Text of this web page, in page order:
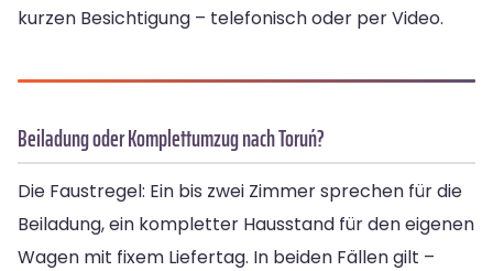
kurzen Besichtigung – telefonisch oder per Video.
Beiladung oder Komplettumzug nach Toruń?
Die Faustregel: Ein bis zwei Zimmer sprechen für die
Beiladung, ein kompletter Hausstand für den eigenen
Wagen mit fixem Liefertag. In beiden Fällen gilt –